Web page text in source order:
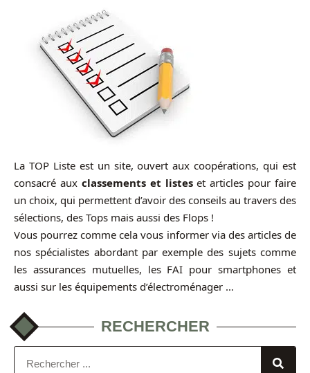
La TOP Liste est un site, ouvert aux coopérations, qui est
consacré aux classements et listeset articles pour faire
un choix, qui permettent d’avoir des conseils au travers des
sélections, des Tops mais aussi des Flops !
Vous pourrez comme cela vous informer via des articles de
nos spécialistes abordant par exemple des sujets comme
les assurances mutuelles, les FAI pour smartphones et
aussi sur les équipements d’électroménager …
RECHERCHER